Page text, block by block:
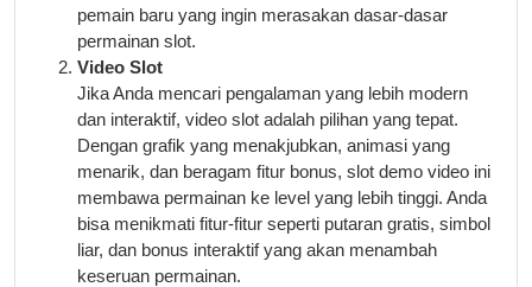
pemain baru yang ingin merasakan dasar-dasar
permainan slot.
Video Slot
Jika Anda mencari pengalaman yang lebih modern
dan interaktif, video slot adalah pilihan yang tepat.
Dengan grafik yang menakjubkan, animasi yang
menarik, dan beragam fitur bonus, slot demo video ini
membawa permainan ke level yang lebih tinggi. Anda
bisa menikmati fitur-fitur seperti putaran gratis, simbol
liar, dan bonus interaktif yang akan menambah
keseruan permainan.